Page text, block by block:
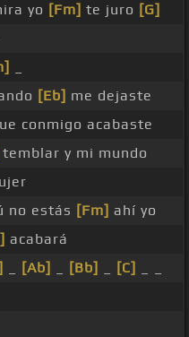
yo [Fm] te juro [G]
[Eb] me dejaste
conmigo acabaste
temblar y mi mundo
no estás [Fm] ahí yo
acabará
[Ab] [Bb] [C]